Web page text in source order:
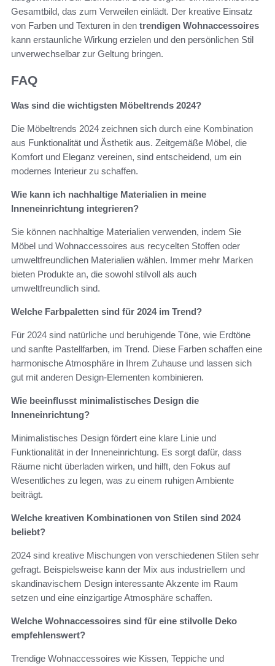
Gesamtbild, das zum Verweilen einlädt. Der kreative Einsatz
von Farben und Texturen in den trendigen Wohnaccessoires
kann erstaunliche Wirkung erzielen und den persönlichen Stil
unverwechselbar zur Geltung bringen.
FAQ
Was sind die wichtigsten Möbeltrends 2024?
Die Möbeltrends 2024 zeichnen sich durch eine Kombination
aus Funktionalität und Ästhetik aus. Zeitgemäße Möbel, die
Komfort und Eleganz vereinen, sind entscheidend, um ein
modernes Interieur zu schaffen.
Wie kann ich nachhaltige Materialien in meine
Inneneinrichtung integrieren?
Sie können nachhaltige Materialien verwenden, indem Sie
Möbel und Wohnaccessoires aus recycelten Stoffen oder
umweltfreundlichen Materialien wählen. Immer mehr Marken
bieten Produkte an, die sowohl stilvoll als auch
umweltfreundlich sind.
Welche Farbpaletten sind für 2024 im Trend?
Für 2024 sind natürliche und beruhigende Töne, wie Erdtöne
und sanfte Pastellfarben, im Trend. Diese Farben schaffen eine
harmonische Atmosphäre in Ihrem Zuhause und lassen sich
gut mit anderen Design-Elementen kombinieren.
Wie beeinflusst minimalistisches Design die
Inneneinrichtung?
Minimalistisches Design fördert eine klare Linie und
Funktionalität in der Inneneinrichtung. Es sorgt dafür, dass
Räume nicht überladen wirken, und hilft, den Fokus auf
Wesentliches zu legen, was zu einem ruhigen Ambiente
beiträgt.
Welche kreativen Kombinationen von Stilen sind 2024
beliebt?
2024 sind kreative Mischungen von verschiedenen Stilen sehr
gefragt. Beispielsweise kann der Mix aus industriellem und
skandinavischem Design interessante Akzente im Raum
setzen und eine einzigartige Atmosphäre schaffen.
Welche Wohnaccessoires sind für eine stilvolle Deko
empfehlenswert?
Trendige Wohnaccessoires wie Kissen, Teppiche und